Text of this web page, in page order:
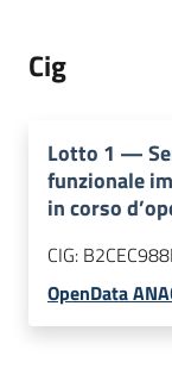
Cig
Lotto 1 —
funzionale
in corso
CIG:
OpenData